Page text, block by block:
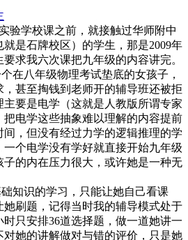
学校课之前，就接触过华师附中
就是石牌校区）的学生，那是2009年
求我六次课把九年级的内容讲完。
八年级物理考试垫底的女孩子，
甚至掏钱到老师开的辅导班还被拒
要是电学（这就是人教版所谓专家
电学这些抽象难以理解的内容提前
，但没有经过力学的逻辑推理的学
个电学没有学好就直接开始九年级
的内在压力很大，或许她是一种无
知识的学习，只能让她自己看课
刷题，记得当时我的辅导模式处于
只安排36道选择题，做一道她讲一
她的讲解做对与错的评价，只是她